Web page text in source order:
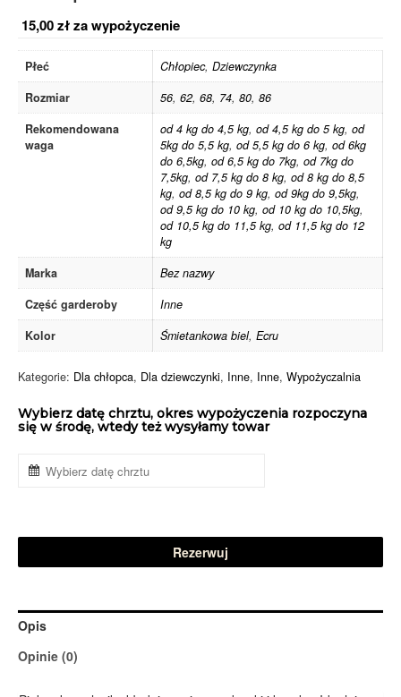
15,00złza wypożyczenie
Wybierz datę chrztu, okres wypożyczenia rozpoczyna
się w środę, wtedy też wysyłamy towar
Rezerwuj
Płeć Chłopiec, Dziewczynka
Rozmiar
56, 62, 68, 74, 80, 86
Rekomendowana
waga
od 4 kg do 4,5 kg, od 4,5 kg do 5 kg, od
5kg do 5,5 kg, od 5,5 kg do 6 kg, od 6kg
do 6,5kg, od 6,5 kg do 7kg, od 7kg do
7,5kg, od 7,5 kg do 8 kg, od 8 kg do 8,5
kg, od 8,5 kg do 9 kg, od 9kg do 9,5kg,
od 9,5 kg do 10 kg, od 10 kg do 10,5kg,
od 10,5 kg do 11,5 kg, od 11,5 kg do 12
kg
Marka
Bez nazwy
Część garderoby
Inne
Kolor
Śmietankowa biel, Ecru
Kategorie: Dla chłopca, Dla dziewczynki, Inne, Inne, Wypożyczalnia
Opis
Opinie (0)